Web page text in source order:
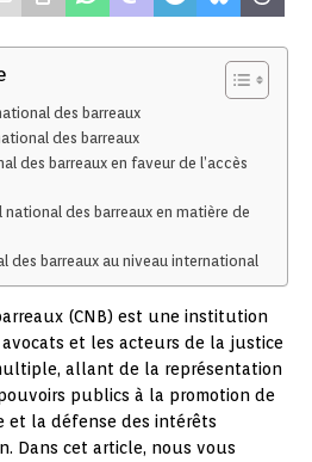
des barreaux
des barreaux
des barreaux en faveur de l’accès
national des barreaux en matière de
des barreaux au niveau international
(CNB) est une institution
et les acteurs de la justice
allant de la représentation
publics à la promotion de
et la défense des intérêts
Dans cet article, nous vous